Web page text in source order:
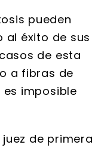
pueden
al éxito de sus
de esta
a fibras de
imposible
de primera